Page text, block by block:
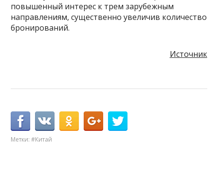
повышенный интерес к трем зарубежным
направлениям, существенно увеличив количество
бронирований.
Источник
Метки:#Китай